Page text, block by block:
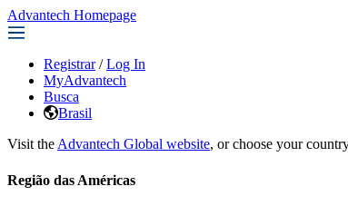
Advantech Homepage
Registrar / Log In
MyAdvantech
Busca
Brasil
Visit the Advantech Global website, or choose your
Região das Américas